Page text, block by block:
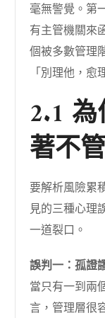
毫無警覺。第
有主管機關來
個被多數管理
「別理他，愈
2.1
著不
要解析風險累
見的三種心理
一道裂口。
誤判一：孤證
當只有一到兩
言，管理層很